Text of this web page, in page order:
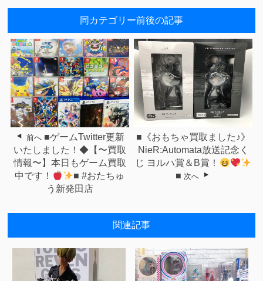
同カテゴリー前後の記事
前へ ■ゲームTwitter更新
いたしました！◆【〜買取
情報〜】本日もゲーム買取
中です！
■ #おたちゅ
う新発田店
■《おもちゃ買取ました♪》
NieR:Automata放送記念く
じ ヨルハ賞＆B賞！
■ 次へ
関連記事